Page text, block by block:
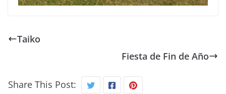
Taiko
Fiesta de Fin de Año
Share This Post: